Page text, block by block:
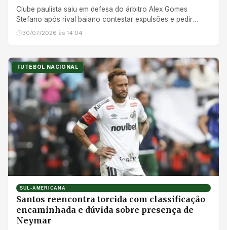
Clube paulista saiu em defesa do árbitro Alex Gomes
Stefano após rival baiano contestar expulsões e pedir
cartão vermelho para meia alviverde
30/07/2026 às 14:04
FUTEBOL NACIONAL
SUL-AMERICANA
Santos reencontra torcida com classificação
encaminhada e dúvida sobre presença de
Neymar